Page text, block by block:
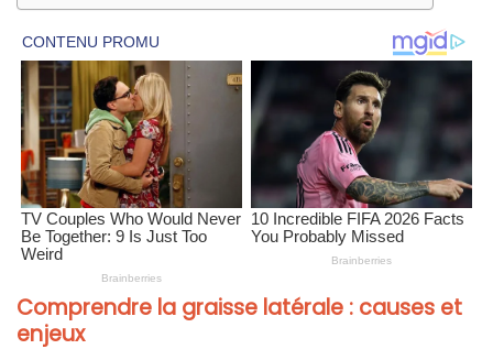
Comprendre la graisse latérale : causes et
enjeux